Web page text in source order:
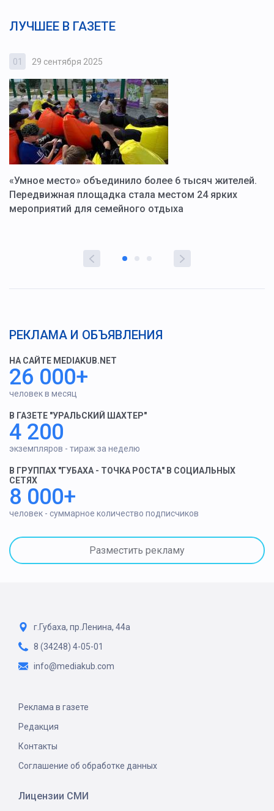
ЛУЧШЕЕ В ГАЗЕТЕ
01 29 сентября 2025
«Умное место» объединило более 6 тысяч жителей.
Передвижная площадка стала местом 24 ярких
мероприятий для семейного отдыха
РЕКЛАМА И ОБЪЯВЛЕНИЯ
НА САЙТЕ MEDIAKUB.NET
26 000+
человек в месяц
В ГАЗЕТЕ "УРАЛЬСКИЙ ШАХТЕР"
4 200
экземпляров - тираж за неделю
В ГРУППАХ "ГУБАХА - ТОЧКА РОСТА" В СОЦИАЛЬНЫХ
СЕТЯХ
8 000+
человек - суммарное количество подписчиков
Разместить рекламу
г.Губаха, пр.Ленина, 44а
8 (34248) 4-05-01
info@mediakub.com
Реклама в газете
Редакция
Контакты
Соглашение об обработке данных
Лицензии СМИ